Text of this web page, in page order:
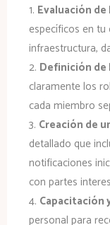
1. Evaluación de
específicos en
infraestructura,
2. Definición de
claramente los
cada miembro
3. Creación de
detallado que
notificaciones
con partes
4. Capacitación
personal para